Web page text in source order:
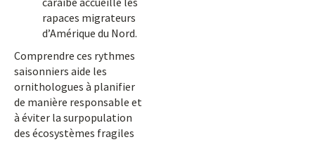
rapaces migrateurs
d’Amérique du Nord.
Comprendre ces rythmes
saisonniers aide les
ornithologues à planifier
de manière responsable et
à éviter la surpopulation
des écosystèmes fragiles